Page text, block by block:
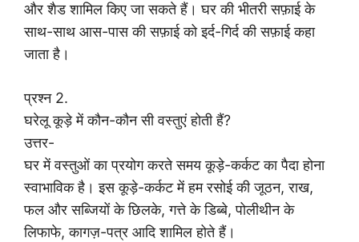
और शैड शामिल किए जा सकते हैं। घर की भीतरी सफ़ाई के
साथ-साथ आस-पास की सफ़ाई को इर्द-गिर्द की सफ़ाई कहा
जाता है।
प्रश्न 2.
घरेलू कूड़े में कौन-कौन सी वस्तुएं होती हैं?
उत्तर-
घर में वस्तुओं का प्रयोग करते समय कूड़े-कर्कट का पैदा होना
स्वाभाविक है। इस कूड़े-कर्कट में हम रसोई की जूठन, राख,
फल और सब्जियों के छिलके, गत्ते के डिब्बे, पोलीथीन के
लिफाफे, कागज़-पत्र आदि शामिल होते हैं।